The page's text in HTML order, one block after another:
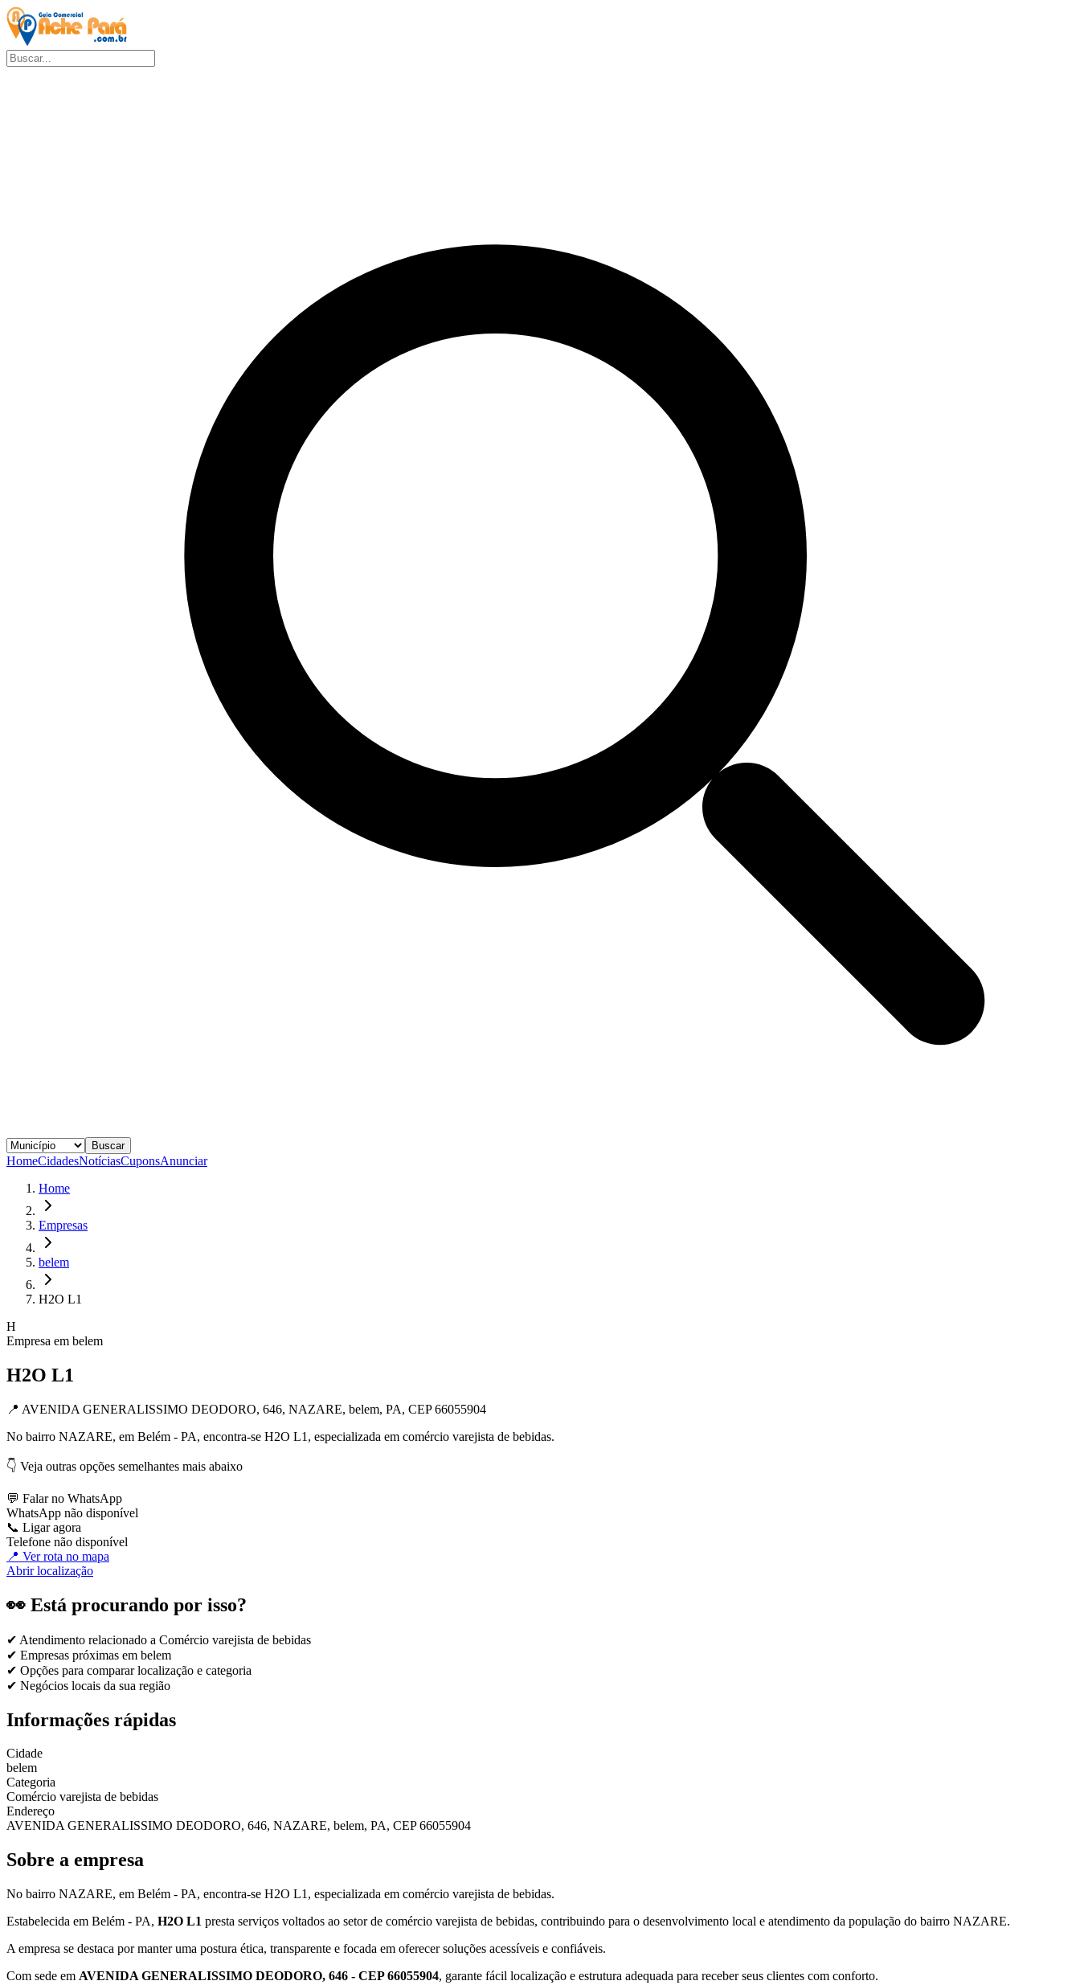
Buscar
HomeCidadesNotíciasCuponsAnunciar
Home
Empresas
belem
H2O L1
H
Empresa em belem
H2O L1
📍 AVENIDA GENERALISSIMO DEODORO, 646, NAZARE, belem, PA, CEP 66055904
No bairro NAZARE, em Belém - PA, encontra-se H2O L1, especializada em comércio varejista de bebidas.
👇 Veja outras opções semelhantes mais abaixo
💬 Falar no WhatsApp
WhatsApp não disponível
📞 Ligar agora
Telefone não disponível
📍 Ver rota no mapa
Abrir localização
👀 Está procurando por isso?
✔ Atendimento relacionado a Comércio varejista de bebidas
✔ Empresas próximas em belem
✔ Opções para comparar localização e categoria
✔ Negócios locais da sua região
Informações rápidas
Cidade
belem
Categoria
Comércio varejista de bebidas
Endereço
AVENIDA GENERALISSIMO DEODORO, 646, NAZARE, belem, PA, CEP 66055904
Sobre a empresa
No bairro NAZARE, em Belém - PA, encontra-se H2O L1, especializada em comércio varejista de bebidas.
Estabelecida em Belém - PA, H2O L1 presta serviços voltados ao setor de comércio varejista de bebidas, contribuindo para o desenvolvimento local e atendimento da população do bairro NAZARE.
A empresa se destaca por manter uma postura ética, transparente e focada em oferecer soluções acessíveis e confiáveis.
Com sede em AVENIDA GENERALISSIMO DEODORO, 646 - CEP 66055904, garante fácil localização e estrutura adequada para receber seus clientes com conforto.